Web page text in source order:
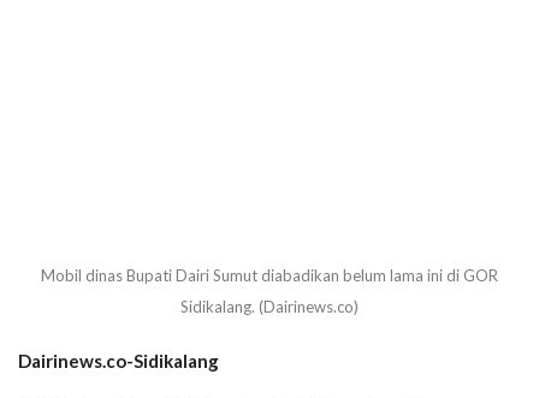
Mobil dinas Bupati Dairi Sumut diabadikan belum lama ini di GOR
Sidikalang. (Dairinews.co)
Dairinews.co-Sidikalang